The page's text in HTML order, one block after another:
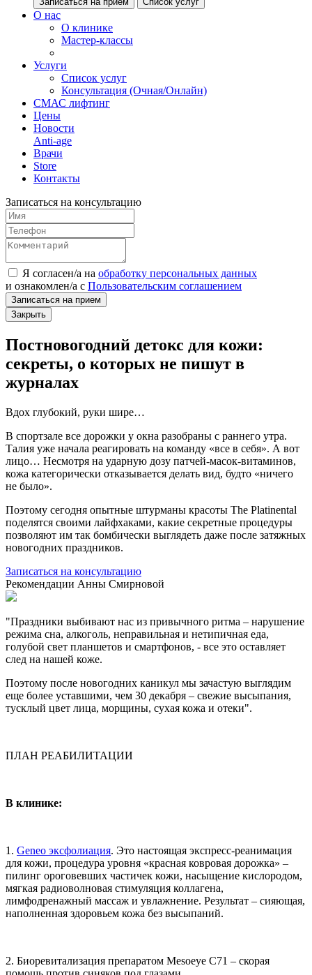
О нас
О клинике
Мастер-классы
Услуги
Список услуг
Консультация (Очная/Онлайн)
СМАС лифтинг
Цены
Новости
Anti-age
Врачи
Store
Контакты
Записаться на консультацию
Я согласен/а на обработку персональных данных
и ознакомлен/а с Пользовательским соглашением
Записаться на прием
Закрыть
Постновогодний детокс для кожи:
секреты, о которых не пишут в
журналах
Вдох глубокий, руки шире…
В спортзале все дорожки у окна разобраны с раннего утра.
Талия уже начала реагировать на команду «все в себя». А вот
лицо… Несмотря на ударную дозу патчей-масок-витаминов,
кожа категорически отказывается делать вид, будто «ничего
не было».
Поэтому сегодня опытные штурманы красоты The Platinental
поделятся своими лайфхаками, какие секретные процедуры
позволяют им так бомбически выглядеть даже после затяжных
новогодних праздников.
Записаться на консультацию
Рекомендации Анны Смирновой
"Праздники выбивают нас из привычного ритма – нарушение
режима сна, алкоголь, неправильная и нетипичная еда,
голубой свет планшетов и смартфонов, - все это оставляет
след на нашей коже.
Поэтому после новогодних каникул мы зачастую выглядим
еще более уставшими, чем 30 декабря – свежие высыпания,
тусклый цвет лица, морщины, сухая кожа и отеки".
ПЛАН РЕАБИЛИТАЦИИ
В клинике:
1. Geneo эксфолиация. Это настоящая экспресс-реанимация
для кожи, процедура уровня «красная ковровая дорожка» –
пилинг ороговевших частичек кожи, насыщение кислородом,
мягкая радиоволновая стимуляция коллагена,
лимфодренажный массаж и увлажнение. Результат – сияющая,
наполненная здоровьем кожа без высыпаний.
2. Биоревитализация препаратом Mesoeye С71 – скорая